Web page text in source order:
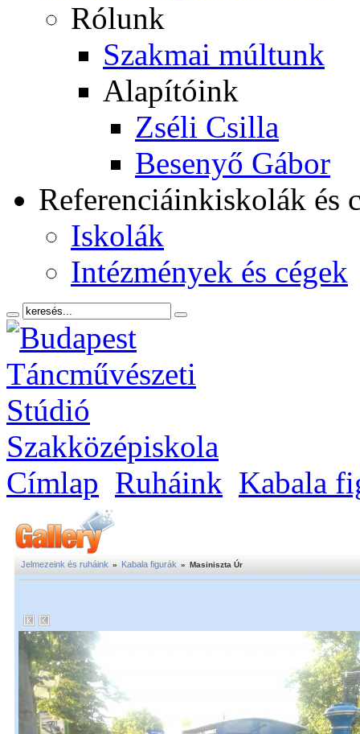
Rólunk
Szakmai múltunk
Alapítóink
Zséli Csilla
Besenyő Gábor
Referenciáinkiskolák és
Iskolák
Intézmények és cégek
Címlap Ruháink Kabala
Jelmezeink és ruháink » Kabala figurák » Masiniszta Úr